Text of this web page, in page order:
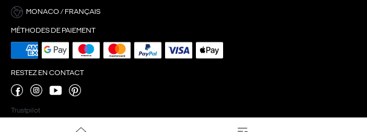
MONACO / FRANÇAIS
MÉTHODES DE PAIEMENT
RESTEZ EN CONTACT
Trustpilot